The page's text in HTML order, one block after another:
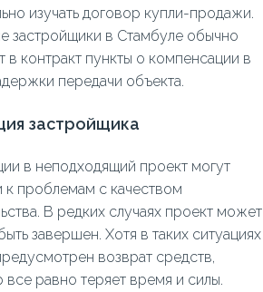
изучать договор купли-продажи.
застройщики в Стамбуле обычно
в контракт пункты о компенсации в
передачи объекта.
застройщика
в неподходящий проект могут
к проблемам с качеством
В редких случаях проект может
завершен. Хотя в таких ситуациях
возврат средств,
все равно теряет время и силы.